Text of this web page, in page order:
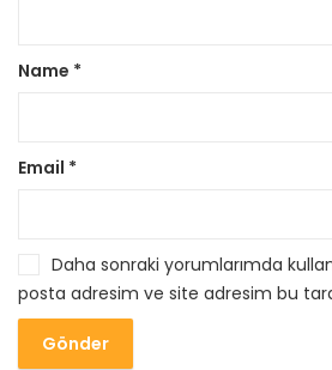
Name *
Email *
Daha sonraki yorumlarımda
posta adresim ve site adresim bu